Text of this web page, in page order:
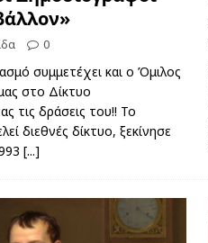
0
συμμετέχει και ο Όμιλος
στο Δίκτυο
τις δράσεις του!! Το
διεθνές δίκτυο, ξεκίνησε
[...]